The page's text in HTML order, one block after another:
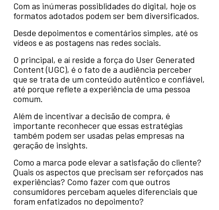
Com as inúmeras possiblidades do digital, hoje os
formatos adotados podem ser bem diversificados.
Desde depoimentos e comentários simples, até os
vídeos e as postagens nas redes sociais.
O principal, e aí reside a força do User Generated
Content (UGC), é o fato de a audiência perceber
que se trata de um conteúdo autêntico e confiável,
até porque reflete a experiência de uma pessoa
comum.
Além de incentivar a decisão de compra, é
importante reconhecer que essas estratégias
também podem ser usadas pelas empresas na
geração de insights.
Como a marca pode elevar a satisfação do cliente?
Quais os aspectos que precisam ser reforçados nas
experiências? Como fazer com que outros
consumidores percebam aqueles diferenciais que
foram enfatizados no depoimento?